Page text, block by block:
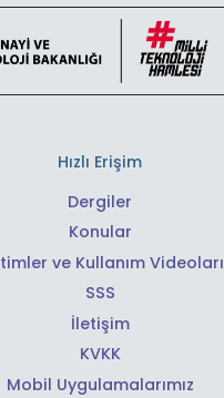
Hızlı Erişim
Dergiler
Konular
ve Kullanım Videoları
SSS
İletişim
KVKK
Mobil Uygulamalarımız